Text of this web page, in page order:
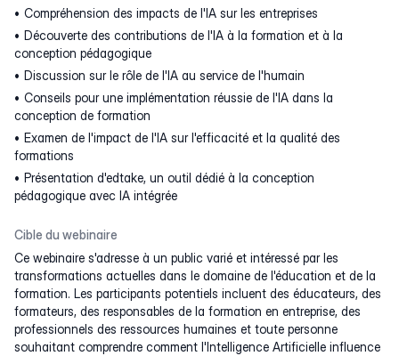
Compréhension des impacts de l'IA sur les entreprises
Découverte des contributions de l'IA à la formation et à la
conception pédagogique
Discussion sur le rôle de l'IA au service de l'humain
Conseils pour une implémentation réussie de l'IA dans la
conception de formation
Examen de l'impact de l'IA sur l'efficacité et la qualité des
formations
Présentation d'edtake, un outil dédié à la conception
pédagogique avec IA intégrée
Cible du webinaire
Ce webinaire s'adresse à un public varié et intéressé par les
transformations actuelles dans le domaine de l'éducation et de la
formation. Les participants potentiels incluent des éducateurs, des
formateurs, des responsables de la formation en entreprise, des
professionnels des ressources humaines et toute personne
souhaitant comprendre comment l'Intelligence Artificielle influence